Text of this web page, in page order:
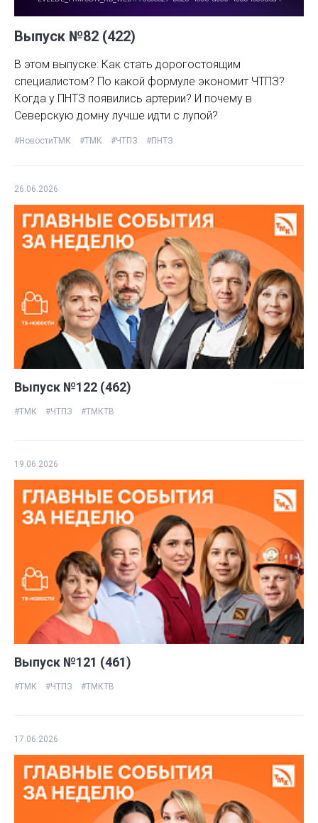
Выпуск №82 (422)
В этом выпуске: Как стать дорогостоящим
специалистом? По какой формуле экономит ЧТПЗ?
Когда у ПНТЗ появились артерии? И почему в
Северскую домну лучше идти с лупой?
#НовостиТМК #ТМК #ЧТПЗ #ПНТЗ
26.06.2026
Выпуск №122 (462)
#ТМК #ЧТПЗ #ТМКТВ
19.06.2026
Выпуск №121 (461)
#ТМК #ЧТПЗ #ТМКТВ
17.06.2026